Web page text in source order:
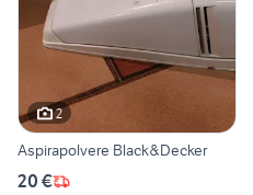
2
Aspirapolvere Black&Decker
20 €